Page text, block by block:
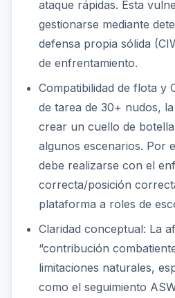
ataque rápidas. Esta
gestionarse mediante
defensa propia sólida
de enfrentamiento.
Compatibilidad de flota y
de tarea de 30+ nudos,
crear un cuello de
algunos escenarios. Por
debe realizarse con el
correcta/posición
plataforma a roles de
Claridad conceptual: La
“contribución
limitaciones naturales,
como el seguimiento